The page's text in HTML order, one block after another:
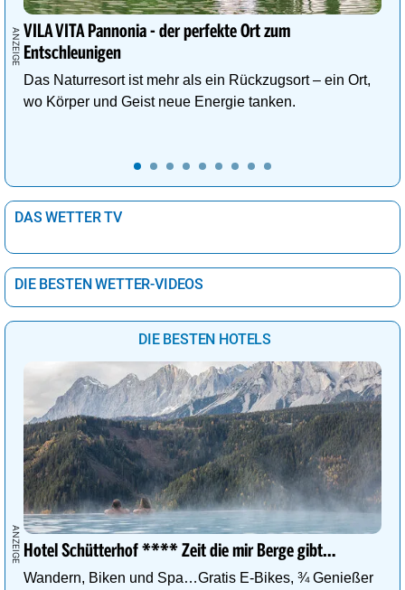
VILA VITA Pannonia - der perfekte Ort zum
Entschleunigen
Das Naturresort ist mehr als ein Rückzugsort – ein Ort,
wo Körper und Geist neue Energie tanken.
DAS WETTER TV
DIE BESTEN WETTER-VIDEOS
DIE BESTEN HOTELS
Hotel Schütterhof **** Zeit die mir Berge gibt…
Wandern, Biken und Spa…Gratis E-Bikes, ¾ Genießer